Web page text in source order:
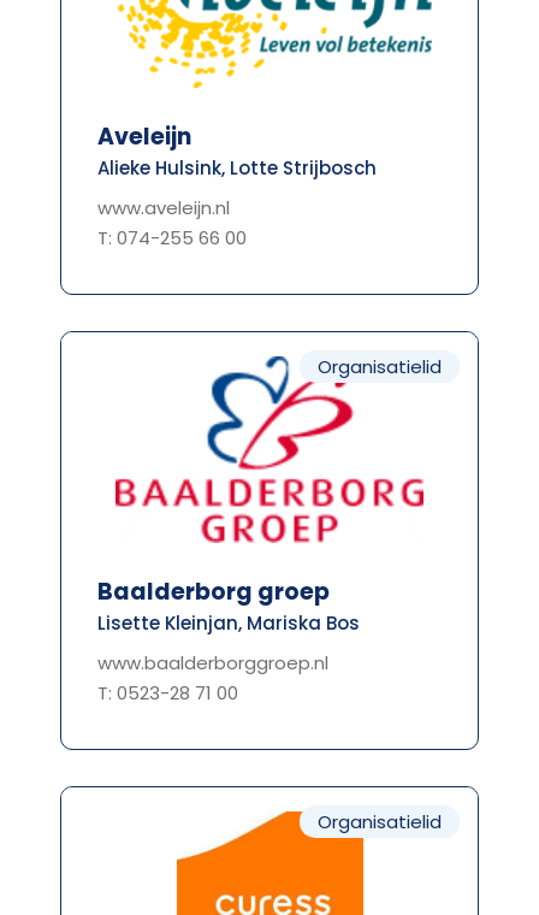
Aveleijn
Alieke Hulsink, Lotte Strijbosch
www.aveleijn.nl
T: 074-255 66 00
Organisatielid
Baalderborg groep
Lisette Kleinjan, Mariska Bos
www.baalderborggroep.nl
T: 0523-28 71 00
Organisatielid